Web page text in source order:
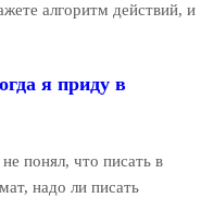
алгоритм действий, и
я приду в
понял, что писать в
надо ли писать